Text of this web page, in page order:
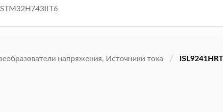
напряжения, Источники тока